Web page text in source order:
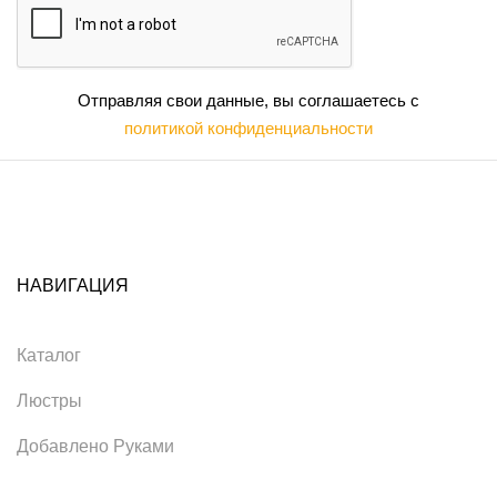
Отправляя свои данные, вы соглашаетесь с
политикой конфиденциальности
НАВИГАЦИЯ
Каталог
Люстры
Добавлено Руками